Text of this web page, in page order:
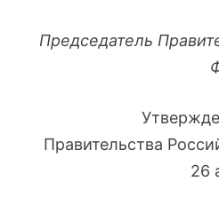
Председатель
Правительства
26